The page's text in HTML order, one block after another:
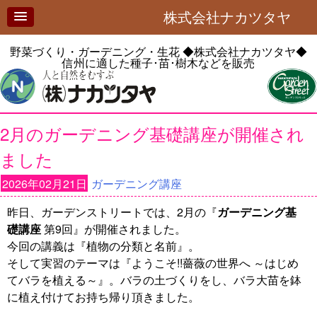
株式会社ナカツタヤ
野菜づくり・ガーデニング・生花◆株式会社ナカツタヤ◆
信州に適した種子･苗･樹木などを販売
2月のガーデニング基礎講座が開催され
ました
2026年02月21日 ガーデニング講座
昨日、ガーデンストリートでは、2月の『ガーデニング基
礎講座第9回』が開催されました。
今回の講義は『植物の分類と名前』。
そして実習のテーマは『ようこそ!!薔薇の世界へ ～はじめ
てバラを植える～』。バラの土づくりをし、バラ大苗を鉢
に植え付けてお持ち帰り頂きました。